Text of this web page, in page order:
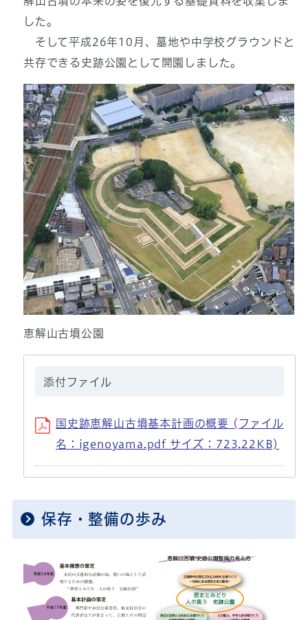
した。
そして平成26年10月、墓地や中学校グラウンドと
共存できる史跡公園として開園しました。
恵解山古墳公園
添付ファイル
国史跡恵解山古墳基本計画の概要 (ファイル
名：igenoyama.pdf サイズ：723.22KB)
保存・整備の歩み